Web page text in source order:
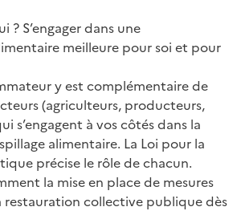
? S’engager dans une
meilleure pour soi et pour
y est complémentaire de
(agriculteurs, producteurs,
s’engagent à vos côtés dans la
alimentaire. La Loi pour la
précise le rôle de chacun.
la mise en place de mesures
restauration collective publique dès